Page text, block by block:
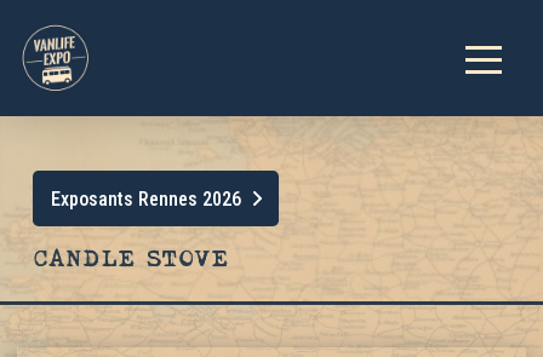
Exposants Rennes 2026
CANDLE STOVE